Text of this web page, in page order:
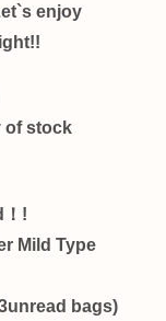
enjoy
of stock
!
Mild Type
bags)